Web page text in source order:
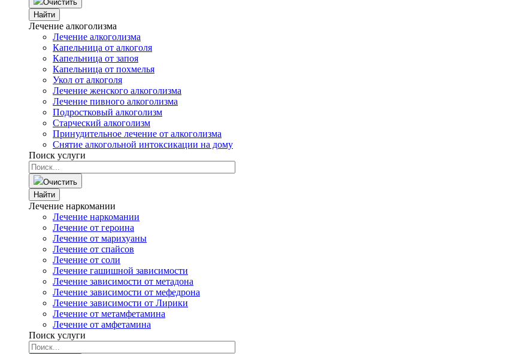
Очистить
Найти
Лечение алкоголизма
Лечение алкоголизма
Капельница от алкоголя
Капельница от запоя
Капельница от похмелья
Укол от алкоголя
Лечение женского алкоголизма
Лечение пивного алкоголизма
Подростковый алкоголизм
Старческий алкоголизм
Принудительное лечение от алкоголизма
Снятие алкогольной интоксикации на дому
Поиск услуги
Очистить
Найти
Лечение наркомании
Лечение наркомании
Лечение от героина
Лечение от марихуаны
Лечение от спайсов
Лечение от соли
Лечение гашишной зависимости
Лечение зависимости от метадона
Лечение зависимости от мефедрона
Лечение зависимости от Лирики
Лечение от метамфетамина
Лечение от амфетамина
Поиск услуги